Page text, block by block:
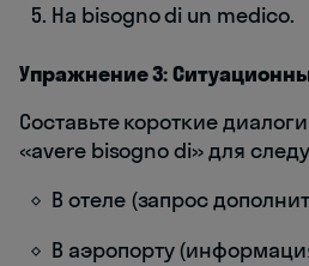
Ha bisogno di un medico.
Упражнение 3:
Составьте короткие
«avere bisogno di» для
В отеле (запрос
В аэропорту